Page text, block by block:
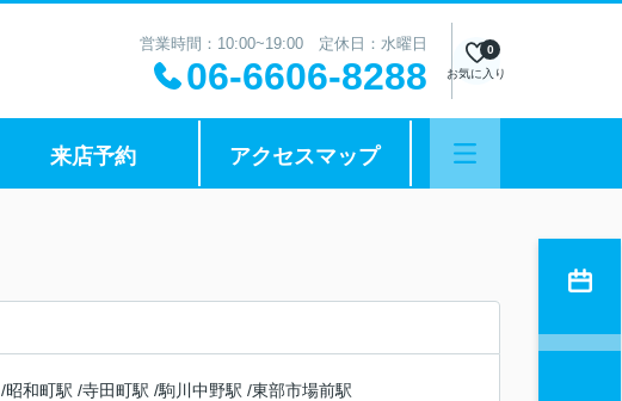
営業時間：10:00~19:00 定休日：水曜日
06-6606-8288 お気に入り
0
来店予約 アクセスマップ
/昭和町駅 /寺田町駅 /駒川中野駅 /東部市場前駅